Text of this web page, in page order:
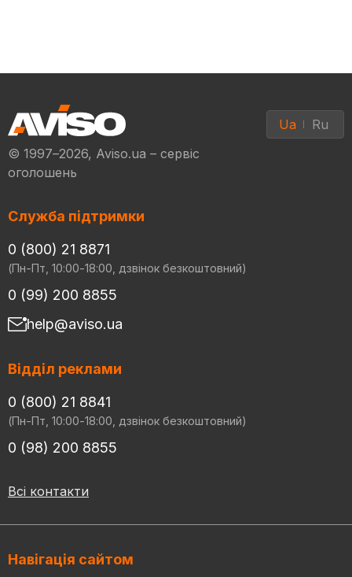
© 1997–2026, Aviso.ua – сервіс
оголошень
Ua Ru
Служба підтримки
0 (800) 21 8871
(Пн-Пт, 10:00-18:00, дзвінок безкоштовний)
0 (99) 200 8855
help@aviso.ua
Відділ реклами
0 (800) 21 8841
(Пн-Пт, 10:00-18:00, дзвінок безкоштовний)
0 (98) 200 8855
Всі контакти
Навігація сайтом